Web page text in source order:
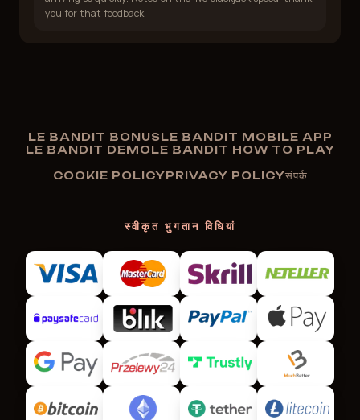
you for that feedback.
LE BANDIT BONUSLE BANDIT MOBILE APP
LE BANDIT DEMOLE BANDIT HOW TO PLAY
COOKIE POLICYPRIVACY POLICYसंपर्क
स्वीकृत भुगतान विधियां